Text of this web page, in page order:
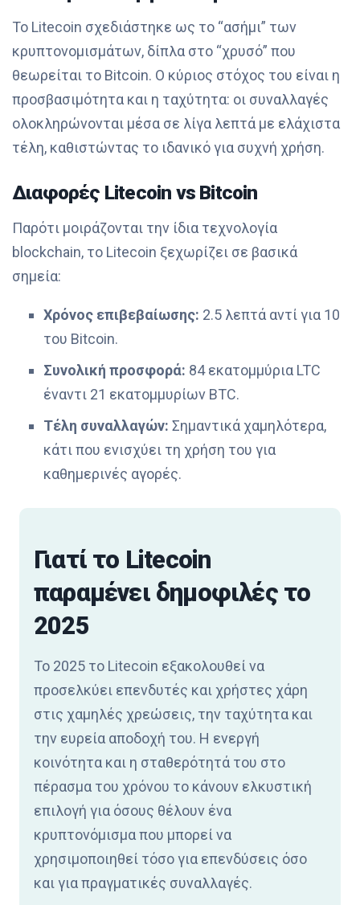
Το Litecoin σχεδιάστηκε ως το “ασήμι” των
κρυπτονομισμάτων, δίπλα στο “χρυσό” που
θεωρείται το Bitcoin. Ο κύριος στόχος του είναι η
προσβασιμότητα και η ταχύτητα: οι συναλλαγές
ολοκληρώνονται μέσα σε λίγα λεπτά με ελάχιστα
τέλη, καθιστώντας το ιδανικό για συχνή χρήση.
Διαφορές Litecoin vs Bitcoin
Παρότι μοιράζονται την ίδια τεχνολογία
blockchain, το Litecoin ξεχωρίζει σε βασικά
σημεία:
Χρόνος επιβεβαίωσης: 2.5 λεπτά αντί για 10
του Bitcoin.
Συνολική προσφορά: 84 εκατομμύρια LTC
έναντι 21 εκατομμυρίων BTC.
Τέλη συναλλαγών: Σημαντικά χαμηλότερα,
κάτι που ενισχύει τη χρήση του για
καθημερινές αγορές.
Γιατί το Litecoin
παραμένει δημοφιλές το
2025
Το 2025 το Litecoin εξακολουθεί να
προσελκύει επενδυτές και χρήστες χάρη
στις χαμηλές χρεώσεις, την ταχύτητα και
την ευρεία αποδοχή του. Η ενεργή
κοινότητα και η σταθερότητά του στο
πέρασμα του χρόνου το κάνουν ελκυστική
επιλογή για όσους θέλουν ένα
κρυπτονόμισμα που μπορεί να
χρησιμοποιηθεί τόσο για επενδύσεις όσο
και για πραγματικές συναλλαγές.